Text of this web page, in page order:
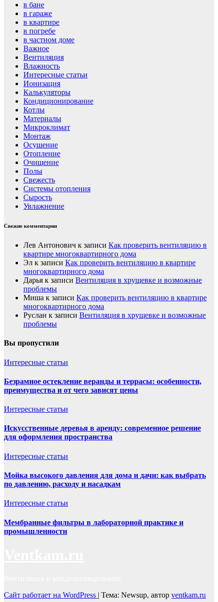
в бане
в гараже
в квартире
в погребе
в частном доме
Важное
Вентиляция
Влажность
Интересные статьи
Ионизация
Калькуляторы
Кондиционирование
Котлы
Материалы
Микроклимат
Монтаж
Осушение
Отопление
Очищение
Полы
Свежесть
Системы отопления
Сырость
Увлажнение
Свежие комментарии
Лев Антонович к записи Как проверить вентиляцию в
квартире многоквартирного дома
Эл к записи Как проверить вентиляцию в квартире
многоквартирного дома
Дарья к записи Вентиляция в хрущевке и возможные
проблемы
Миша к записи Как проверить вентиляцию в квартире
многоквартирного дома
Руслан к записи Вентиляция в хрущевке и возможные
проблемы
Вы пропустили
Интересные статьи
Безрамное остекление веранды и террасы: особенности,
преимущества и от чего зависят цены
Интересные статьи
Искусственные деревья в аренду: современное решение
для оформления пространства
Интересные статьи
Мойка высокого давления для дома и дачи: как выбрать
по давлению, расходу и насадкам
Интересные статьи
Мембранные фильтры в лабораторной практике и
промышленности
Сайт работает на WordPress | Тема: Newsup, автор ventkam.ru